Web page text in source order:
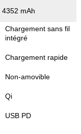
4352 mAh
Chargement sans fil
intégré
Chargement rapide
Non-amovible
Qi
USB PD